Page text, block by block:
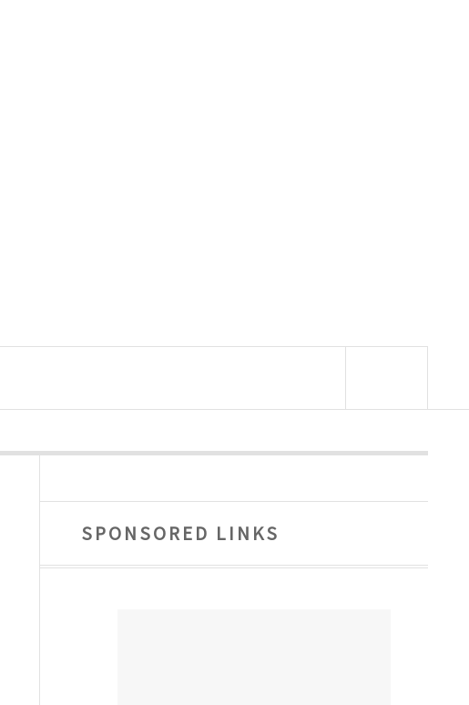
SPONSORED LINKS